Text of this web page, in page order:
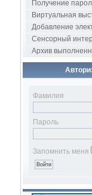
Получение
Виртуальная
Добавление
Сенсорный
Архив
Фамилия
Пароль
Запомнить меня